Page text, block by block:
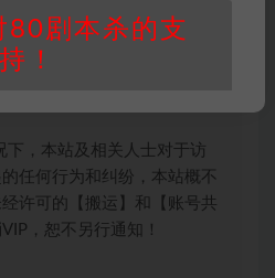
载所需积分非剧本杀资源自
本站收取的赞助费，用于本
下，本站及相关人士对于访
任何行为和纠纷，本站概不
许可的【搬运】和【账号共
，恕不另行通知！
80剧本杀的支
持！